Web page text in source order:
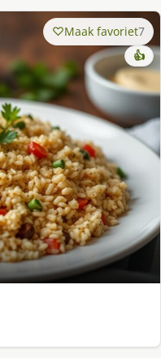
Maak favoriet7
👍